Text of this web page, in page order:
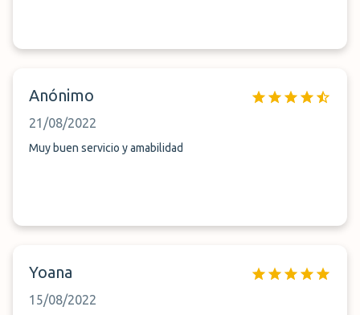
Anónimo
21/08/2022
Muy buen servicio y amabilidad
Yoana
15/08/2022